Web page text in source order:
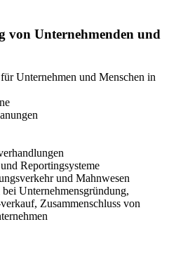
von Unternehmenden und
Unternehmen und Menschen in
Reportingsysteme
und Mahnwesen
Unternehmensgründung,
Zusammenschluss von